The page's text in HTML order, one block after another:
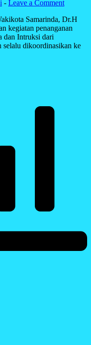
- Leave a Comment
Samarinda, Dr.H
kegiatan penanganan
dan Intruksi dari
selalu dikoordinasikan ke